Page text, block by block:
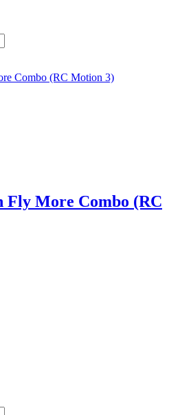
Fly More Combo (RC